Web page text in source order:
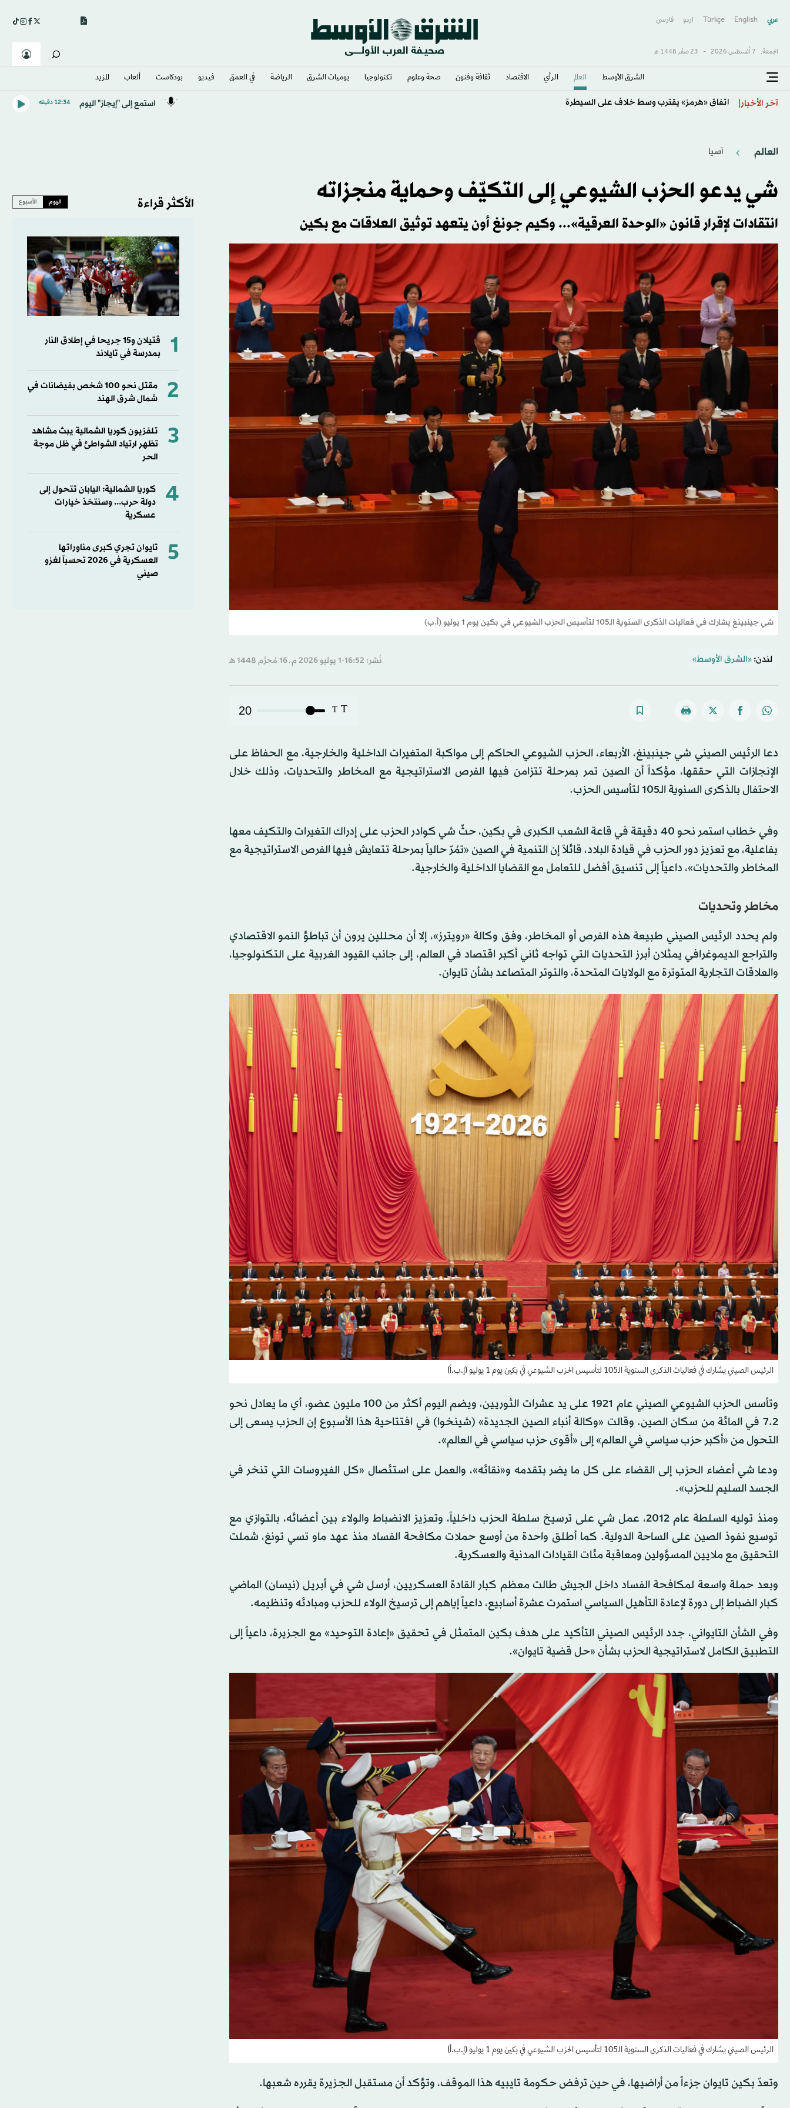
عربي English
Türkçe اردو فارسى
الجمعة, 7 أغسطس 2026 - 23 صفَر 1448 هـ
الشرق الأوسط​ العالم الرأي الاقتصاد ثقافة وفنون صحة وعلوم تكنولوجيا يوميات الشرق​ الرياضة في العمق فيديو بودكاست ألعاب المزيد
آخر الأخبار اتفاق «هرمز» يقترب وسط خلاف على السيطرة استمع إلى "إيجاز" اليوم 12:34 دقيقه
العالم آسيا
شي يدعو الحزب الشيوعي إلى التكيّف وحماية منجزاته
انتقادات لإقرار قانون «الوحدة العرقية»... وكيم جونغ أون يتعهد توثيق العلاقات مع بكين
شي جينبينغ يشارك في فعاليات الذكرى السنوية الـ105 لتأسيس الحزب الشيوعي في بكين يوم 1 يوليو (أ.ب)
لندن: «الشرق الأوسط» نُشر: 16:52-1 يوليو 2026 م ـ 16 مُحرَّم 1448 هـ
T
T
20
دعا الرئيس الصيني شي جينبينغ، الأربعاء، الحزب الشيوعي الحاكم إلى مواكبة المتغيرات الداخلية والخارجية، مع الحفاظ على
الإنجازات التي حققها، مؤكداً أن الصين تمر بمرحلة تتزامن فيها الفرص الاستراتيجية مع المخاطر والتحديات، وذلك خلال
الاحتفال بالذكرى السنوية الـ105 لتأسيس الحزب.
وفي خطاب استمر نحو 40 دقيقة في قاعة الشعب الكبرى في بكين، حثّ شي كوادر الحزب على إدراك التغيرات والتكيف معها
بفاعلية، مع تعزيز دور الحزب في قيادة البلاد، قائلاً إن التنمية في الصين «تمُرّ حالياً بمرحلة تتعايش فيها الفرص الاستراتيجية مع
المخاطر والتحديات»، داعياً إلى تنسيق أفضل للتعامل مع القضايا الداخلية والخارجية.
مخاطر وتحديات
ولم يحدد الرئيس الصيني طبيعة هذه الفرص أو المخاطر، وفق وكالة «رويترز»، إلا أن محللين يرون أن تباطؤ النمو الاقتصادي
والتراجع الديموغرافي يمثلان أبرز التحديات التي تواجه ثاني أكبر اقتصاد في العالم، إلى جانب القيود الغربية على التكنولوجيا،
والعلاقات التجارية المتوترة مع الولايات المتحدة، والتوتر المتصاعد بشأن تايوان.
الرئيس الصيني يشارك في فعاليات الذكرى السنوية الـ105 لتأسيس الحزب الشيوعي في بكين يوم 1 يوليو (إ.ب.أ)
وتأسس الحزب الشيوعي الصيني عام 1921 على يد عشرات الثوريين، ويضم اليوم أكثر من 100 مليون عضو، أي ما يعادل نحو
7.2 في المائة من سكان الصين. وقالت «وكالة أنباء الصين الجديدة» (شينخوا) في افتتاحية هذا الأسبوع إن الحزب يسعى إلى
التحول من «أكبر حزب سياسي في العالم» إلى «أقوى حزب سياسي في العالم».
ودعا شي أعضاء الحزب إلى القضاء على كل ما يضر بتقدمه و«نقائه»، والعمل على استئصال «كل الفيروسات التي تنخر في
الجسد السليم للحزب».
ومنذ توليه السلطة عام 2012، عمل شي على ترسيخ سلطة الحزب داخلياً، وتعزيز الانضباط والولاء بين أعضائه، بالتوازي مع
توسيع نفوذ الصين على الساحة الدولية. كما أطلق واحدة من أوسع حملات مكافحة الفساد منذ عهد ماو تسي تونغ، شملت
التحقيق مع ملايين المسؤولين ومعاقبة مئات القيادات المدنية والعسكرية.
وبعد حملة واسعة لمكافحة الفساد داخل الجيش طالت معظم كبار القادة العسكريين، أرسل شي في أبريل (نيسان) الماضي
كبار الضباط إلى دورة لإعادة التأهيل السياسي استمرت عشرة أسابيع، داعياً إياهم إلى ترسيخ الولاء للحزب ومبادئه وتنظيمه.
وفي الشأن التايواني، جدد الرئيس الصيني التأكيد على هدف بكين المتمثل في تحقيق «إعادة التوحيد» مع الجزيرة، داعياً إلى
التطبيق الكامل لاستراتيجية الحزب بشأن «حل قضية تايوان».
الرئيس الصيني يشارك في فعاليات الذكرى السنوية الـ105 لتأسيس الحزب الشيوعي في بكين يوم 1 يوليو (إ.ب.أ)
وتعدّ بكين تايوان جزءاً من أراضيها، في حين ترفض حكومة تايبيه هذا الموقف، وتؤكد أن مستقبل الجزيرة يقرره شعبها.
الأكثر قراءة اليوم الأسبوع
1
قتيلان و15 جريحا في إطلاق النار
بمدرسة في تايلاند
2
مقتل نحو 100 شخص بفيضانات في
شمال شرق الهند
3
تلفزيون كوريا الشمالية يبث مشاهد
تظهر ارتياد الشواطئ في ظل موجة
الحر
4
كوريا الشمالية: اليابان تتحول إلى
دولة حرب... وسنتخذ خيارات
عسكرية
5
تايوان تجري كبرى مناوراتها
العسكرية في 2026 تحسباً لغزو
صيني